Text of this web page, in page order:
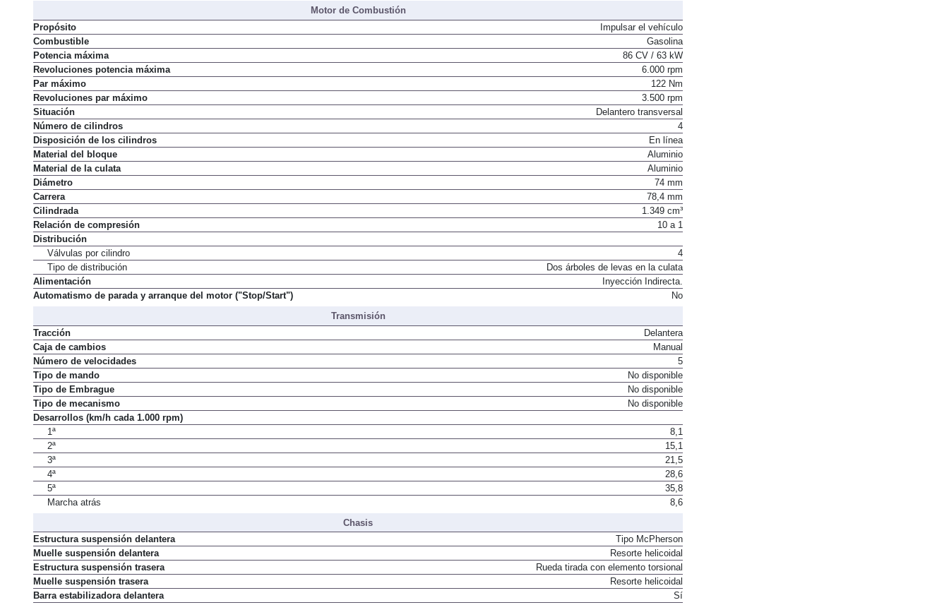
Motor de Combustión
Propósito
Impulsar el vehículo
Combustible
Gasolina
Potencia máxima
86 CV / 63 kW
Revoluciones potencia máxima
6.000 rpm
Par máximo
122 Nm
Revoluciones par máximo
3.500 rpm
Situación
Delantero transversal
Número de cilindros
4
Disposición de los cilindros
En línea
Material del bloque
Aluminio
Material de la culata
Aluminio
Diámetro
74 mm
Carrera
78,4 mm
Cilindrada
1.349 cm³
Relación de compresión
10 a 1
Distribución
Válvulas por cilindro
4
Tipo de distribución
Dos árboles de levas en la culata
Alimentación
Inyección Indirecta.
Automatismo de parada y arranque del motor ("Stop/Start")
No
Transmisión
Tracción
Delantera
Caja de cambios
Manual
Número de velocidades
5
Tipo de mando
No disponible
Tipo de Embrague
No disponible
Tipo de mecanismo
No disponible
Desarrollos (km/h cada 1.000 rpm)
1ª
8,1
2ª
15,1
3ª
21,5
4ª
28,6
5ª
35,8
Marcha atrás
8,6
Chasis
Estructura suspensión delantera
Tipo McPherson
Muelle suspensión delantera
Resorte helicoidal
Estructura suspensión trasera
Rueda tirada con elemento torsional
Muelle suspensión trasera
Resorte helicoidal
Barra estabilizadora delantera
Sí